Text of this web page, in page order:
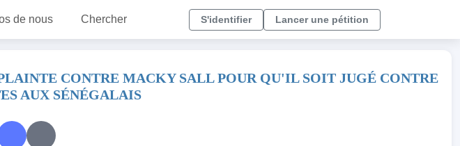
de nous Chercher S'identifier Lancer une pétition
CONTRE MACKY SALL POUR QU'IL SOIT JUGÉ CONTRE
AUX SÉNÉGALAIS